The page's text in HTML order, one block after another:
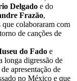
Delgado e do
Frazão,
que colaboraram com
de canções de
do Fado e
longa digressão de
apresentação de
no México e que